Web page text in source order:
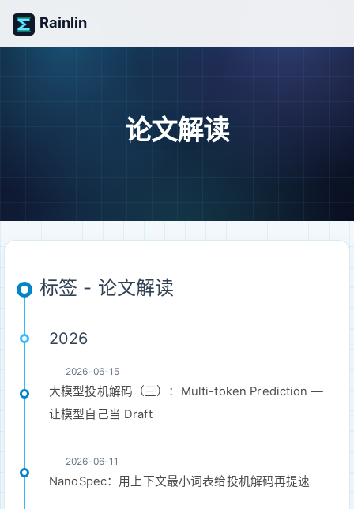
Rainlin
论文解读
标签 - 论文解读
2026
2026-06-15
大模型投机解码（三）：Multi-token Prediction —
让模型自己当 Draft
2026-06-11
NanoSpec：用上下文最小词表给投机解码再提速